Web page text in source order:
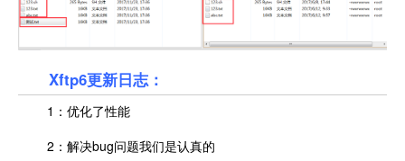
Xftp6更新日志：
1：优化了性能
2：解决bug问题我们是认真的